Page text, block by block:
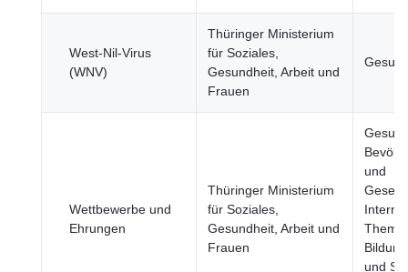
West-Nil-Virus
(WNV)
Thüringer Ministerium
für Soziales,
Gesundheit, Arbeit und
Frauen
Wettbewerbe und
Ehrungen
Thüringer Ministerium
für Soziales,
Gesundheit, Arbeit und
Frauen
und
und